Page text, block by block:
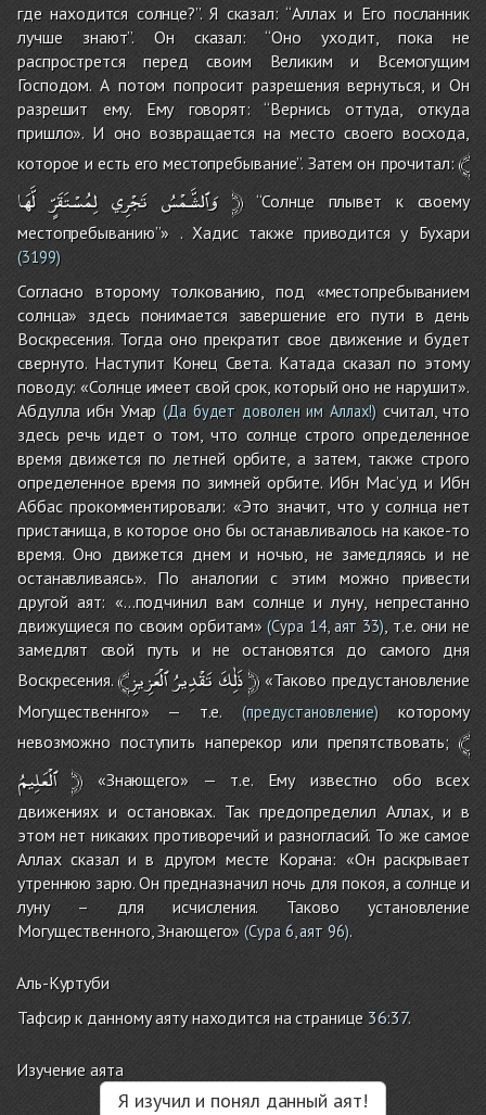
где находится солнце?”. Я сказал: “Аллах и Его посланник
лучше знают”. Он сказал: “Оно уходит, пока не
распрострется перед своим Великим и Всемогущим
Господом. А потом попросит разрешения вернуться, и Он
разрешит ему. Ему говорят: “Вернись оттуда, откуда
пришло». И оно возвращается на место своего восхода,
которое и есть его местопребывание”. Затем он прочитал:﴾
وَٱلشَّمْسُ تَجْرِي لِمُسْتَقَرٍّ لَّهَا ﴿“Солнце плывет к своему
местопребыванию”» . Хадис также приводится у Бухари
(3199)
Согласно второму толкованию, под «местопребыванием
солнца» здесь понимается завершение его пути в день
Воскресения. Тогда оно прекратит свое движение и будет
свернуто. Наступит Конец Света. Катада сказал по этому
поводу: «Солнце имеет свой срок, который оно не нарушит».
Абдулла ибн Умар (Да будет доволен им Аллах!) считал, что
здесь речь идет о том, что солнце строго определенное
время движется по летней орбите, а затем, также строго
определенное время по зимней орбите. Ибн Мас’уд и Ибн
Аббас прокомментировали: «Это значит, что у солнца нет
пристанища, в которое оно бы останавливалось на какое-то
время. Оно движется днем и ночью, не замедляясь и не
останавливаясь». По аналогии с этим можно привести
другой аят: «…подчинил вам солнце и луну, непрестанно
движущиеся по своим орбитам»(Сура 14, аят 33), т.е. они не
замедлят свой путь и не остановятся до самого дня
Воскресения.
﴾ذَٰلِكَتَقْدِيرُٱلْعَزِيزِ ﴿«Таково предустановление
Могущественнго» — т.е. (предустановление) которому
невозможно поступить наперекор или препятствовать;﴾
ٱلْعَلِيمُ ﴿«Знающего» — т.е. Ему известно обо всех
движениях и остановках. Так предопределил Аллах, и в
этом нет никаких противоречий и разногласий. То же самое
Аллах сказал и в другом месте Корана: «Он раскрывает
утреннюю зарю. Он предназначил ночь для покоя, а солнце и
луну – для исчисления. Таково установление
Могущественного, Знающего» (Сура 6, аят 96).
Аль-Куртуби
Тафсир к данному аяту находится на странице 36:37.
Изучение аята
Я изучил и понял данный аят!